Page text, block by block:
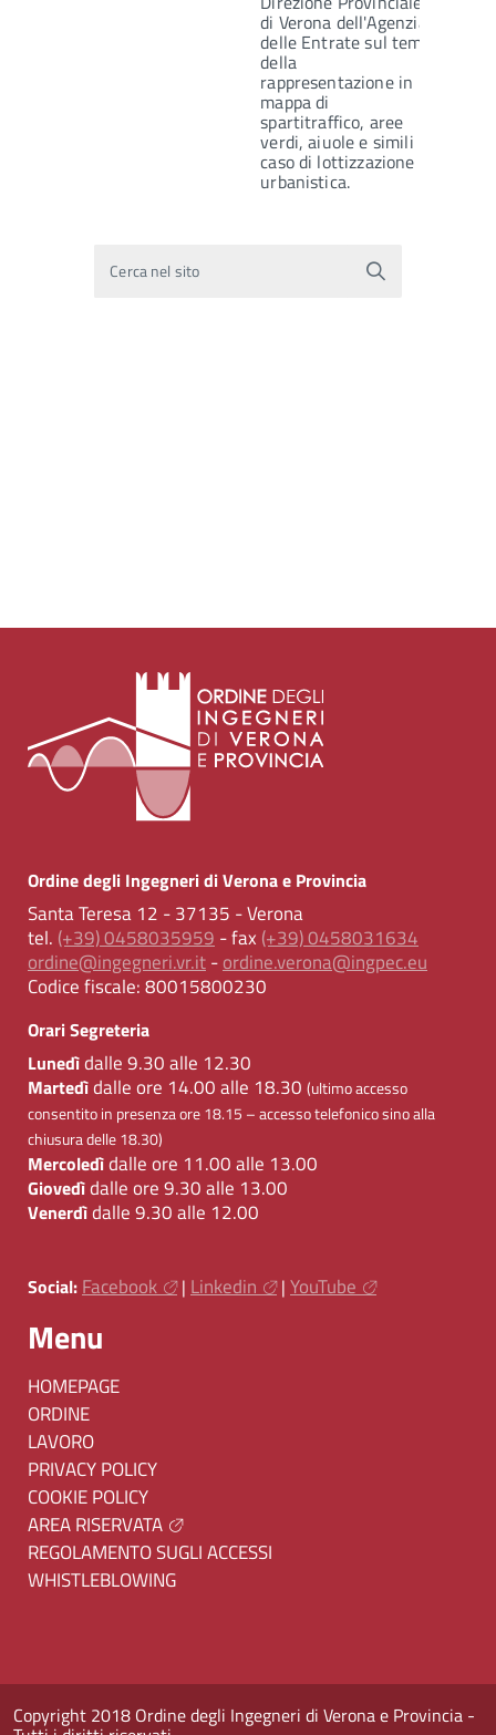
di Verona dell'Agenzia
delle Entrate sul tema
della
rappresentazione in
mappa di
spartitraffico, aree
verdi, aiuole e simili in
caso di lottizzazione
urbanistica.
Cerca nel sito
Ordine degli Ingegneri di Verona e Provincia
Santa Teresa 12 - 37135 - Verona
tel. (+39) 0458035959 - fax (+39) 0458031634
ordine@ingegneri.vr.it-ordine.verona@ingpec.eu
Codice fiscale:80015800230
Orari Segreteria
Lunedìdalle 9.30 alle 12.30
Martedìdalle ore 14.00 alle 18.30 (ultimo accesso
consentito in presenza ore 18.15 – accesso telefonico sino alla
chiusura delle 18.30)
Mercoledìdalle ore 11.00 alle 13.00
Giovedìdalle ore 9.30 alle 13.00
Venerdìdalle 9.30 alle 12.00
Social: Facebook | Linkedin | YouTube
Menu
HOMEPAGE
ORDINE
LAVORO
PRIVACY POLICY
COOKIE POLICY
AREA RISERVATA
REGOLAMENTO SUGLI ACCESSI
WHISTLEBLOWING
Copyright 2018 Ordine degli Ingegneri di Verona e Provincia -